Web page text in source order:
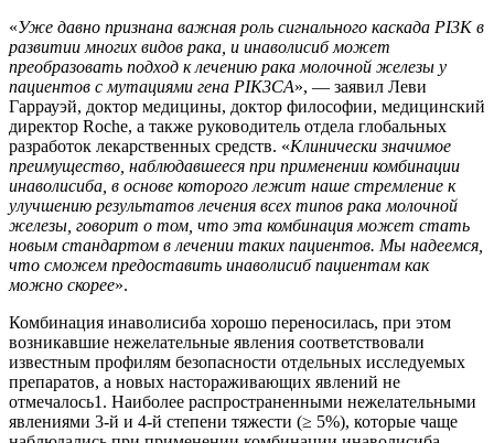
«Уже давно признана важная роль сигнального каскада PI3K в
развитии многих видов рака, и инаволисиб может
преобразовать подход к лечению рака молочной железы у
пациентов с мутациями гена PIK3CA», — заявил Леви
Гаррауэй, доктор медицины, доктор философии, медицинский
директор Roche, а также руководитель отдела глобальных
разработок лекарственных средств. «Клинически значимое
преимущество, наблюдавшееся при применении комбинации
инаволисиба, в основе которого лежит наше стремление к
улучшению результатов лечения всех типов рака молочной
железы, говорит о том, что эта комбинация может стать
новым стандартом в лечении таких пациентов. Мы надеемся,
что сможем предоставить инаволисиб пациентам как
можно скорее».
Комбинация инаволисиба хорошо переносилась, при этом
возникавшие нежелательные явления соответствовали
известным профилям безопасности отдельных исследуемых
препаратов, а новых настораживающих явлений не
отмечалось1. Наиболее распространенными нежелательными
явлениями 3-й и 4-й степени тяжести (≥ 5%), которые чаще